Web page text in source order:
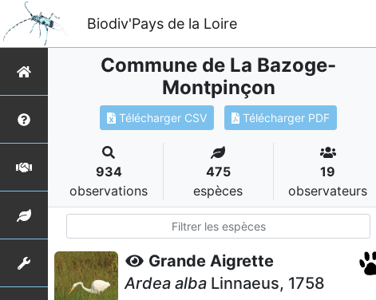
Biodiv'Pays de la Loire
Commune de La Bazoge-
Montpinçon
Télécharger CSV Télécharger PDF
934
observations
475
espèces
19
observateurs
Grande Aigrette
Ardea alba Linnaeus, 1758